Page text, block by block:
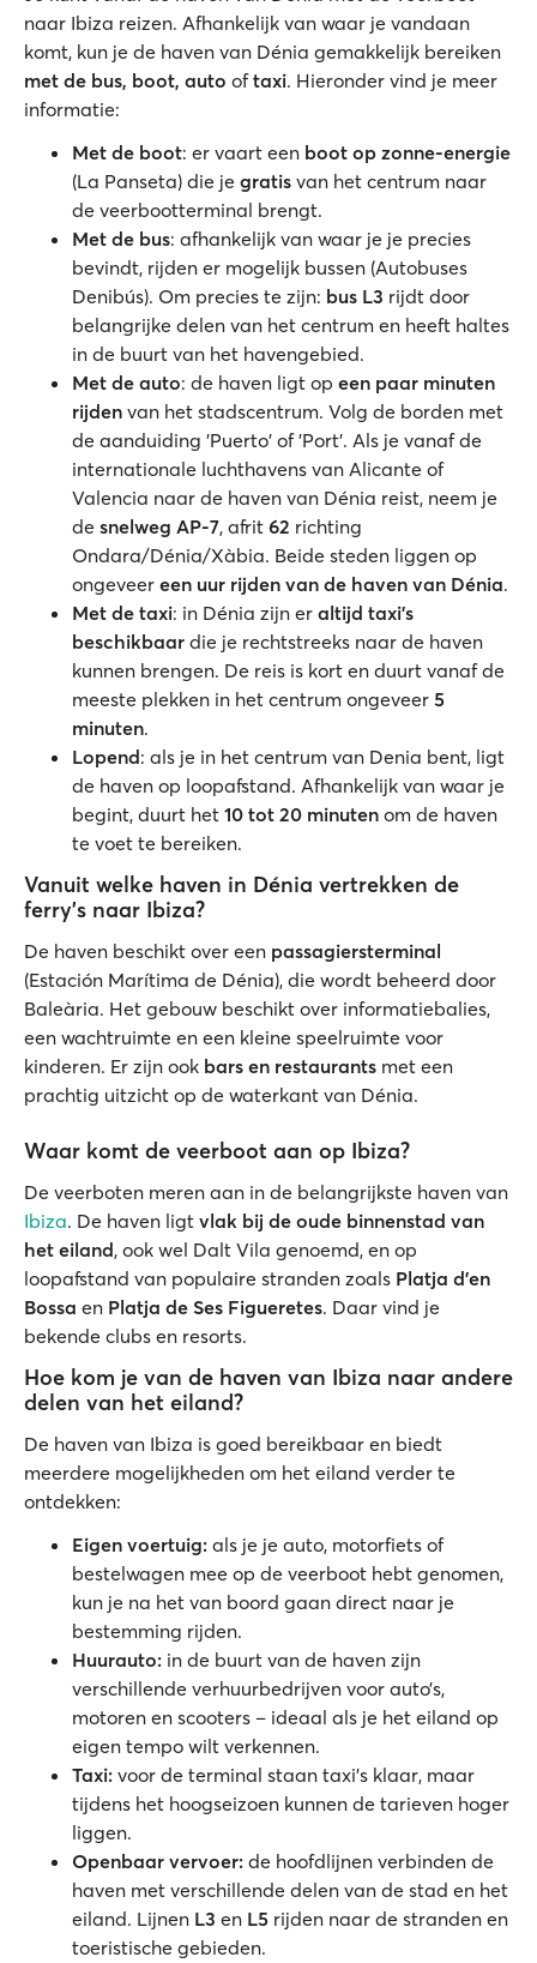
naar Ibiza reizen. Afhankelijk van waar je vandaan
komt, kun je de haven van Dénia gemakkelijk bereiken
met de bus, boot, auto oftaxi. Hieronder vind je meer
informatie:
Met de boot: er vaart een boot op zonne-energie
(La Panseta) die je gratis van het centrum naar
de veerbootterminal brengt.
Met de bus: afhankelijk van waar je je precies
bevindt, rijden er mogelijk bussen (Autobuses
Denibús). Om precies te zijn: bus L3 rijdt door
belangrijke delen van het centrum en heeft haltes
in de buurt van het havengebied.
Met de auto: de haven ligt op een paar minuten
rijden van het stadscentrum. Volg de borden met
de aanduiding 'Puerto' of 'Port'. Als je vanaf de
internationale luchthavens van Alicante of
Valencia naar de haven van Dénia reist, neem je
de snelweg AP-7, afrit 62 richting
Ondara/Dénia/Xàbia. Beide steden liggen op
ongeveer een uur rijden van de haven van Dénia.
Met de taxi: in Dénia zijn er altijd taxi’s
beschikbaar die je rechtstreeks naar de haven
kunnen brengen. De reis is kort en duurt vanaf de
meeste plekken in het centrum ongeveer 5
minuten.
Lopend: als je in het centrum van Denia bent, ligt
de haven op loopafstand. Afhankelijk van waar je
begint, duurt het 10 tot 20 minuten om de haven
te voet te bereiken.
Vanuit welke haven in Dénia vertrekken de
ferry's naar Ibiza?
De haven beschikt over een passagiersterminal
(Estación Marítima de Dénia), die wordt beheerd door
Baleària. Het gebouw beschikt over informatiebalies,
een wachtruimte en een kleine speelruimte voor
kinderen. Er zijn ook bars en restaurants met een
prachtig uitzicht op de waterkant van Dénia.
Waar komt de veerboot aan op Ibiza?
De veerboten meren aan in de belangrijkste haven van
Ibiza. De haven ligt vlak bij de oude binnenstad van
het eiland, ook wel Dalt Vila genoemd, en op
loopafstand van populaire stranden zoals Platja d'en
Bossa en Platja de Ses Figueretes. Daar vind je
bekende clubs en resorts.
Hoe kom je van de haven van Ibiza naar andere
delen van het eiland?
De haven van Ibiza is goed bereikbaar en biedt
meerdere mogelijkheden om het eiland verder te
ontdekken:
Eigen voertuig: als je je auto, motorfiets of
bestelwagen mee op de veerboot hebt genomen,
kun je na het van boord gaan direct naar je
bestemming rijden.
Huurauto: in de buurt van de haven zijn
verschillende verhuurbedrijven voor auto’s,
motoren en scooters – ideaal als je het eiland op
eigen tempo wilt verkennen.
Taxi: voor de terminal staan taxi’s klaar, maar
tijdens het hoogseizoen kunnen de tarieven hoger
liggen.
Openbaar vervoer: de hoofdlijnen verbinden de
haven met verschillende delen van de stad en het
eiland. Lijnen L3 en L5 rijden naar de stranden en
toeristische gebieden.